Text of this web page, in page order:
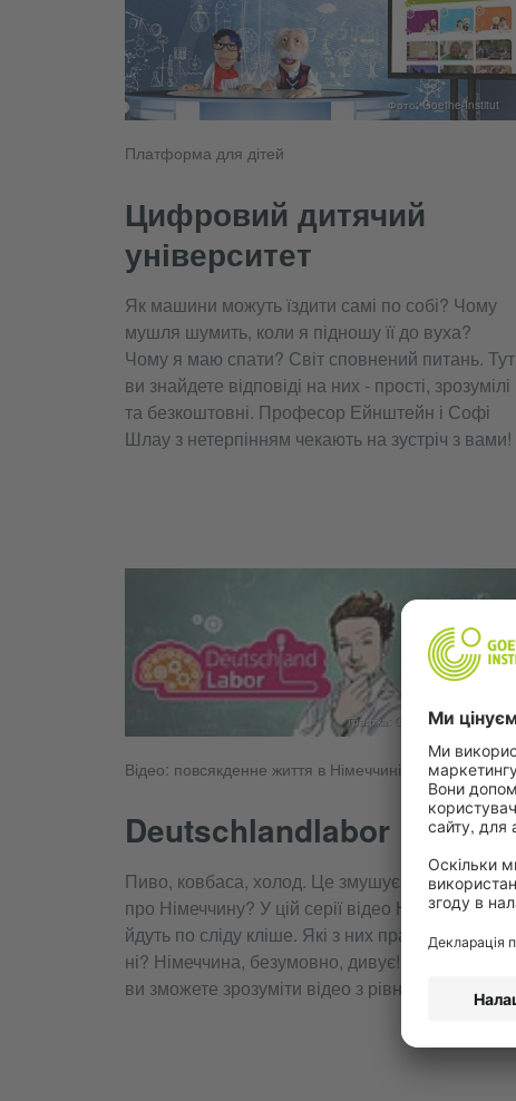
Платформа для дітей
Цифровий дитячий
університет
Як машини можуть їздити самі по собі? Чому
мушля шумить, коли я підношу її до вуха?
Чому я маю спати? Світ сповнений питань. Тут
ви знайдете відповіді на них - прості, зрозумілі
та безкоштовні. Професор Ейнштейн і Софі
Шлау з нетерпінням чекають на зустріч з вами!
Фото: Goethe-Institut
Відео: повсякденне життя в Німеччині
Deutschlandlabor
Пиво, ковбаса, холод. Це змушує вас думати
про Німеччину? У цій серії відео Ніна та Девід
йдуть по сліду кліше. Які з них правдиві? А які
ні? Німеччина, безумовно, дивує! Подивіться -
ви зможете зрозуміти відео з рівня А2.
Графіка: Goethe-Institut | DW